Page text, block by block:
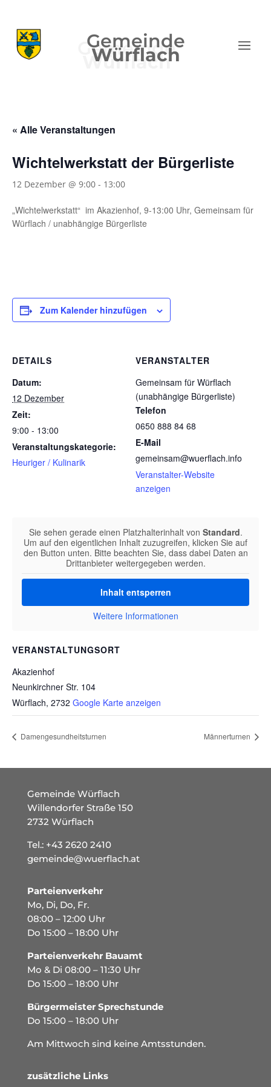
Gemeinde
Würflach
« Alle Veranstaltungen
Wichtelwerkstatt der Bürgerliste
12 Dezember @ 9:00 - 13:00
„Wichtelwerkstatt“ im Akazienhof, 9-13:00 Uhr, Gemeinsam für
Würflach / unabhängige Bürgerliste
Zum Kalender hinzufügen
DETAILS
Datum:
12 Dezember
Zeit:
9:00 - 13:00
Veranstaltungskategorie:
Heuriger / Kulinarik
VERANSTALTER
Gemeinsam für Würflach
(unabhängige Bürgerliste)
Telefon
0650 888 84 68
E-Mail
gemeinsam@wuerflach.info
Veranstalter-Website
anzeigen
VERANSTALTUNGSORT
Akazienhof
Neunkirchner Str. 104
Würflach, 2732 Google Karte anzeigen
Sie sehen gerade einen Platzhalterinhalt von Standard.
Um auf den eigentlichen Inhalt zuzugreifen, klicken Sie auf
den Button unten. Bitte beachten Sie, dass dabei Daten an
Drittanbieter weitergegeben werden.
Inhalt entsperren
Weitere Informationen
Damengesundheitsturnen Männerturnen
Gemeinde Würflach
Willendorfer Straße 150
2732 Würflach
Tel.: +43 2620 2410
gemeinde@wuerflach.at
Parteienverkehr
Mo, Di, Do, Fr.
08:00 – 12:00 Uhr
Do 15:00 – 18:00 Uhr
Parteienverkehr Bauamt
Mo & Di 08:00 – 11:30 Uhr
Do 15:00 – 18:00 Uhr
Bürgermeister Sprechstunde
Do 15:00 – 18:00 Uhr
Am Mittwoch sind keine Amtsstunden.
zusätzliche Links